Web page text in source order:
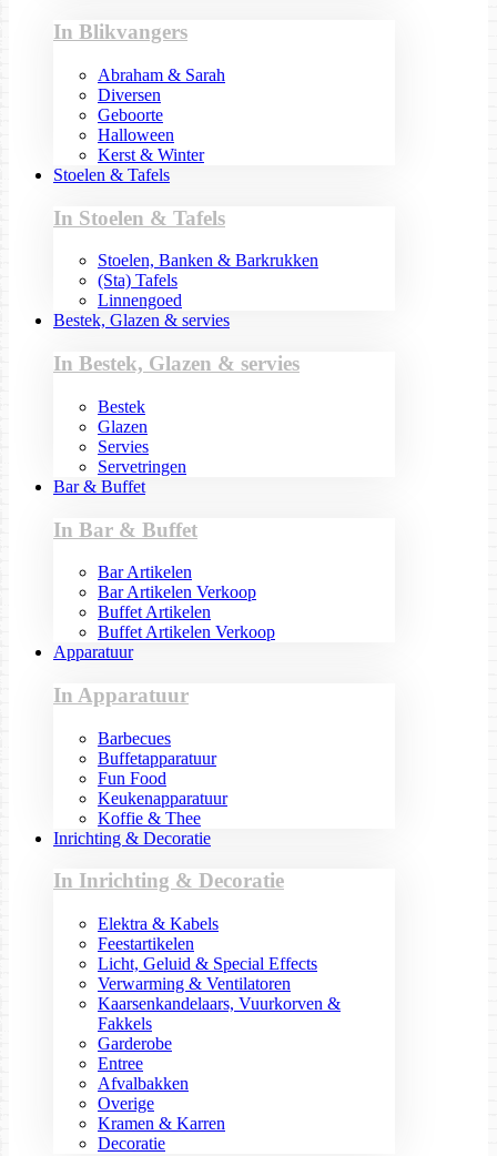
In Blikvangers
Abraham & Sarah
Diversen
Geboorte
Halloween
Kerst & Winter
Stoelen & Tafels
In Stoelen & Tafels
Stoelen, Banken & Barkrukken
(Sta) Tafels
Linnengoed
Bestek, Glazen & servies
In Bestek, Glazen & servies
Bestek
Glazen
Servies
Servetringen
Bar & Buffet
In Bar & Buffet
Bar Artikelen
Bar Artikelen Verkoop
Buffet Artikelen
Buffet Artikelen Verkoop
Apparatuur
In Apparatuur
Barbecues
Buffetapparatuur
Fun Food
Keukenapparatuur
Koffie & Thee
Inrichting & Decoratie
In Inrichting & Decoratie
Elektra & Kabels
Feestartikelen
Licht, Geluid & Special Effects
Verwarming & Ventilatoren
Kaarsenkandelaars, Vuurkorven &
Fakkels
Garderobe
Entree
Afvalbakken
Overige
Kramen & Karren
Decoratie